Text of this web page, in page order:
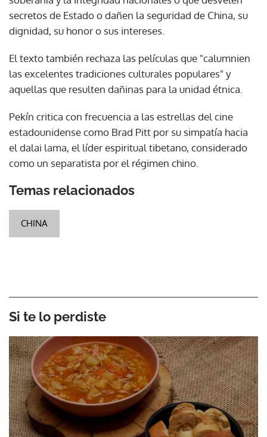
secretos de Estado o dañen la seguridad de China, su
dignidad, su honor o sus intereses.
El texto también rechaza las películas que "calumnien
las excelentes tradiciones culturales populares" y
aquellas que resulten dañinas para la unidad étnica.
Pekín critica con frecuencia a las estrellas del cine
estadounidense como Brad Pitt por su simpatía hacia
el dalai lama, el líder espiritual tibetano, considerado
como un separatista por el régimen chino.
Temas relacionados
CHINA
Si te lo perdiste